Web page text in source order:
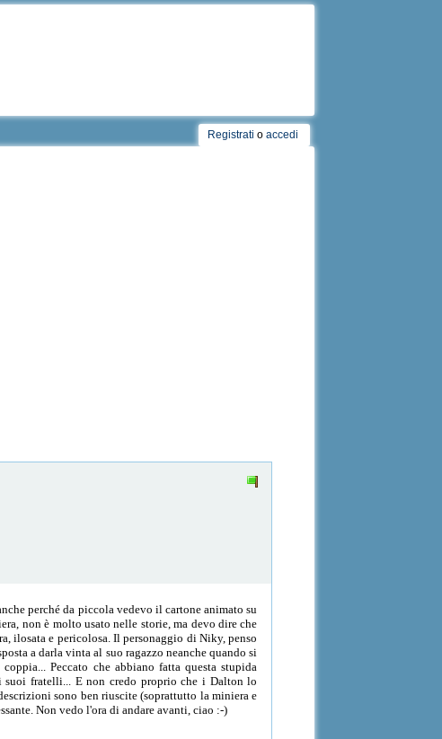
Registrati o accedi
perché da piccola vedevo il cartone animato su
non è molto usato nelle storie, ma devo dire che
ilosata e pericolosa. Il personaggio di Niky, penso
a darla vinta al suo ragazzo neanche quando si
Peccato che abbiano fatta questa stupida
suoi fratelli... E non credo proprio che i Dalton lo
sono ben riuscite (soprattutto la miniera e
Non vedo l'ora di andare avanti, ciao :-)